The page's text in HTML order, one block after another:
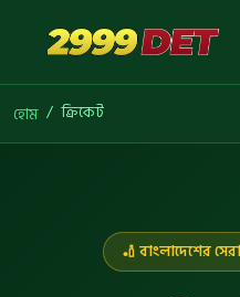
হোম ক্রিকেট
🏏 বাংলাদেশের